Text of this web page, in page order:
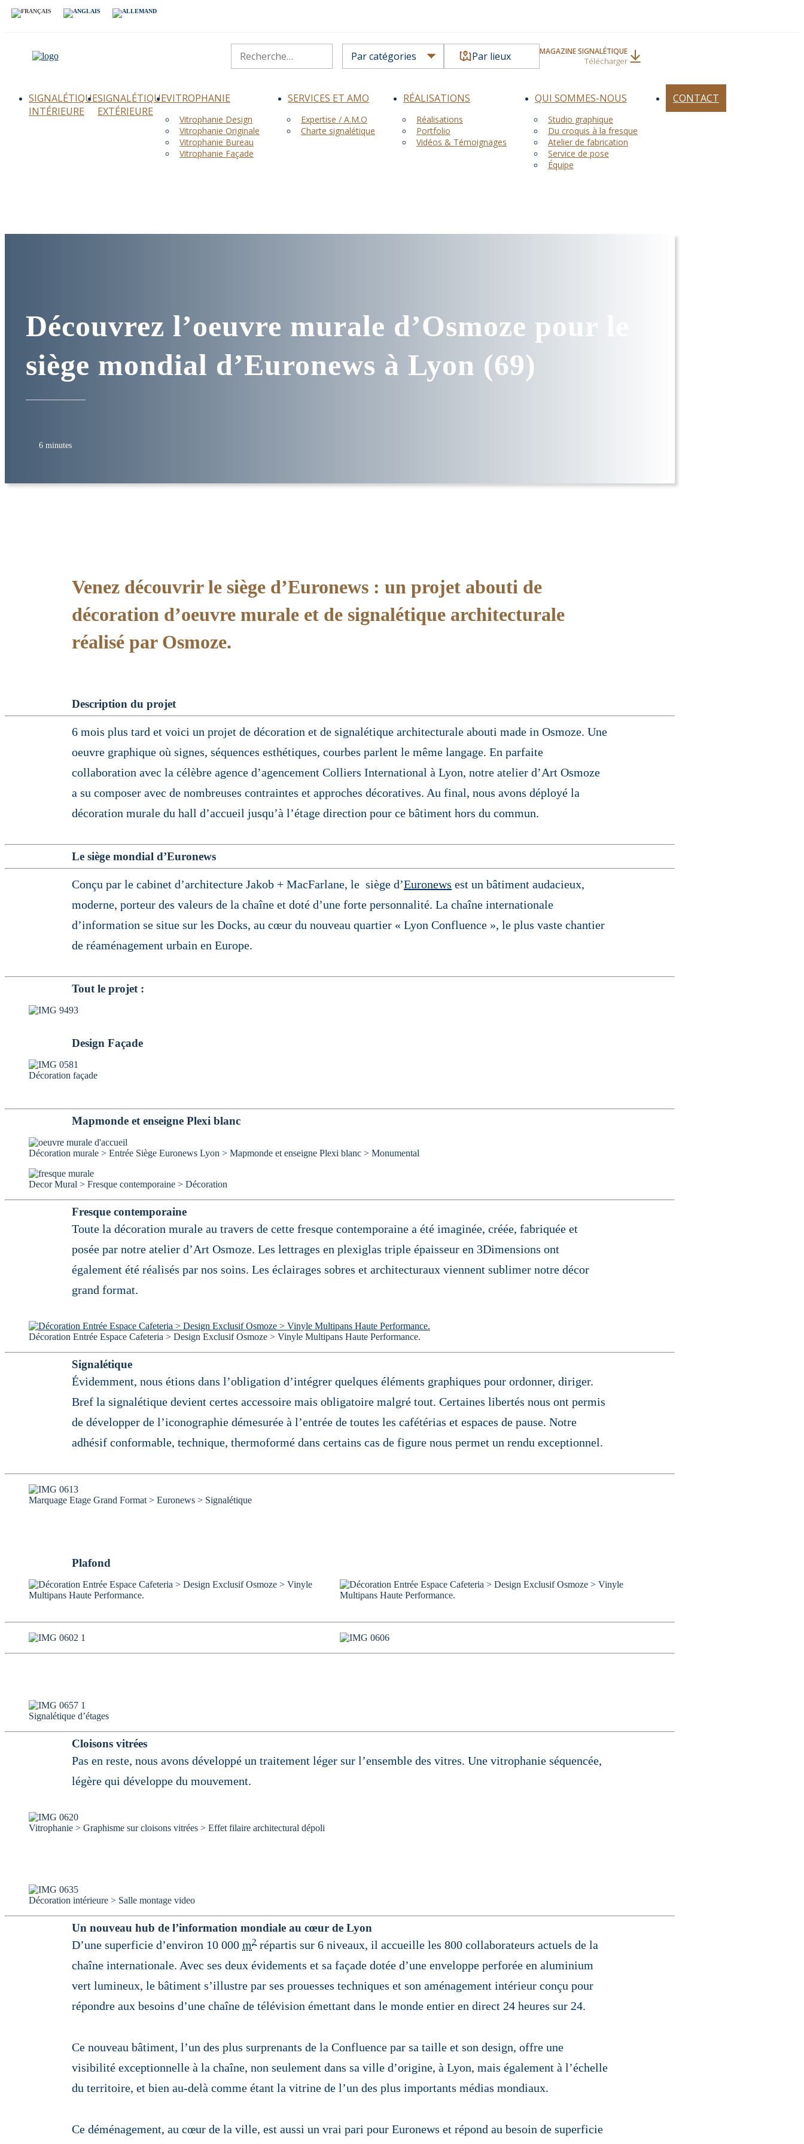
Par lieux MAGAZINE SIGNALÉTIQUE
Télécharger
SIGNALÉTIQUE
INTÉRIEURE
SIGNALÉTIQUE
EXTÉRIEURE
VITROPHANIE
Vitrophanie Design
Vitrophanie Originale
Vitrophanie Bureau
Vitrophanie Façade
SERVICES ET AMO
Expertise / A.M.O
Charte signalétique
RÉALISATIONS
Réalisations
Portfolio
Vidéos & Témoignages
QUI SOMMES-NOUS
Studio graphique
Du croquis à la fresque
Atelier de fabrication
Service de pose
Équipe
CONTACT
Découvrez l’oeuvre murale d’Osmoze pour le
siège mondial d’Euronews à Lyon (69)
6 minutes
Venez découvrir le siège d’Euronews : un projet abouti de
décoration d’oeuvre murale et de signalétique architecturale
réalisé par Osmoze.
Description du projet
6 mois plus tard et voici un projet de décoration et de signalétique architecturale abouti made in Osmoze. Une
oeuvre graphique où signes, séquences esthétiques, courbes parlent le même langage. En parfaite
collaboration avec la célèbre agence d’agencement Colliers International à Lyon, notre atelier d’Art Osmoze
a su composer avec de nombreuses contraintes et approches décoratives. Au final, nous avons déployé la
décoration murale du hall d’accueil jusqu’à l’étage direction pour ce bâtiment hors du commun.
Le siège mondial d’Euronews
Conçu par le cabinet d’architecture Jakob + MacFarlane, le siège d’Euronews est un bâtiment audacieux,
moderne, porteur des valeurs de la chaîne et doté d’une forte personnalité. La chaîne internationale
d’information se situe sur les Docks, au cœur du nouveau quartier « Lyon Confluence », le plus vaste chantier
de réaménagement urbain en Europe.
Tout le projet :
Design Façade
Décoration façade
Mapmonde et enseigne Plexi blanc
Décoration murale > Entrée Siège Euronews Lyon > Mapmonde et enseigne Plexi blanc > Monumental
Decor Mural > Fresque contemporaine > Décoration
Fresque contemporaine
Toute la décoration murale au travers de cette fresque contemporaine a été imaginée, créée, fabriquée et
posée par notre atelier d’Art Osmoze. Les lettrages en plexiglas triple épaisseur en 3Dimensions ont
également été réalisés par nos soins. Les éclairages sobres et architecturaux viennent sublimer notre décor
grand format.
Décoration Entrée Espace Cafeteria > Design Exclusif Osmoze > Vinyle Multipans Haute Performance.
Signalétique
Évidemment, nous étions dans l’obligation d’intégrer quelques éléments graphiques pour ordonner, diriger.
Bref la signalétique devient certes accessoire mais obligatoire malgré tout. Certaines libertés nous ont permis
de développer de l’iconographie démesurée à l’entrée de toutes les cafétérias et espaces de pause. Notre
adhésif conformable, technique, thermoformé dans certains cas de figure nous permet un rendu exceptionnel.
Marquage Etage Grand Format > Euronews > Signalétique
Plafond
Signalétique d’étages
Cloisons vitrées
Pas en reste, nous avons développé un traitement léger sur l’ensemble des vitres. Une vitrophanie séquencée,
légère qui développe du mouvement.
Vitrophanie > Graphisme sur cloisons vitrées > Effet filaire architectural dépoli
Décoration intérieure > Salle montage video
Un nouveau hub de l’information mondiale au cœur de Lyon
D’une superficie d’environ 10 000 m2 répartis sur 6 niveaux, il accueille les 800 collaborateurs actuels de la
chaîne internationale. Avec ses deux évidements et sa façade dotée d’une enveloppe perforée en aluminium
vert lumineux, le bâtiment s’illustre par ses prouesses techniques et son aménagement intérieur conçu pour
répondre aux besoins d’une chaîne de télévision émettant dans le monde entier en direct 24 heures sur 24.
Ce nouveau bâtiment, l’un des plus surprenants de la Confluence par sa taille et son design, offre une
visibilité exceptionnelle à la chaîne, non seulement dans sa ville d’origine, à Lyon, mais également à l’échelle
du territoire, et bien au-delà comme étant la vitrine de l’un des plus importants médias mondiaux.
Ce déménagement, au cœur de la ville, est aussi un vrai pari pour Euronews et répond au besoin de superficie